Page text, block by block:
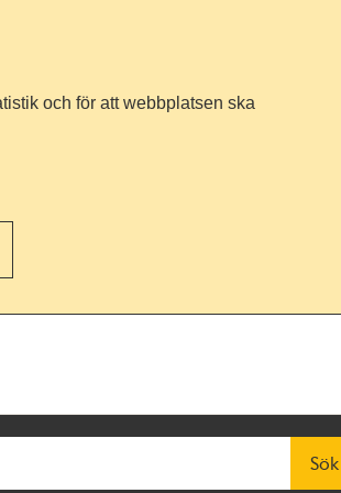
och för att webbplatsen ska
Sök